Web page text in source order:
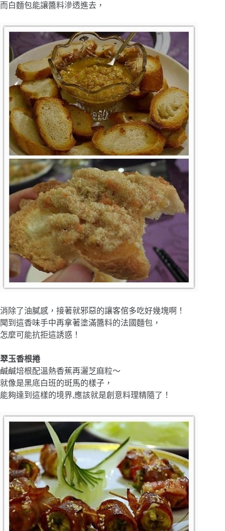
而白麵包能讓醬料滲透進去，
消除了油膩感，接著就邪惡的讓客倌多吃好幾塊啊！
聞到這香味手中再拿著塗滿醬料的法國麵包，
怎麼可能抗拒這誘惑！
翠玉香根捲
鹹鹹培根配溫熱香蕉再灑芝麻粒～
就像是黑底白班的斑馬的樣子，
能夠達到這樣的境界,應該就是創意料理精隨了！